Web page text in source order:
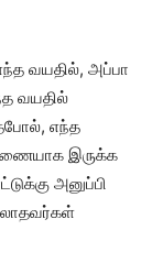
வயதில், அப்பா
வயதில்
எந்த
இருக்க
அனுப்பி